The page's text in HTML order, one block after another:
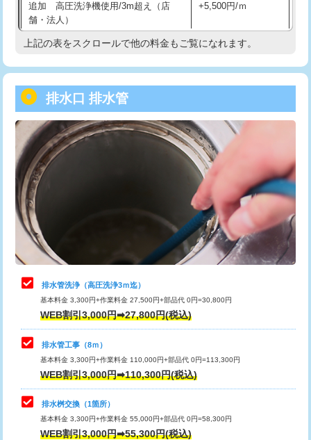
業)
給水管工事※（塩ビ管（VP・HI）使
用/3ｍまで)
用（追加）/3ｍ超え)
給水管工事※（ライニング鋼管・銅
管・ポリ管・HT管使用/3ｍまで)
44,000円
給水管工事※（ライニング鋼管・銅
管・ポリ管・HT管使用/3ｍ超え)
+8,800円
排水管工事（土の掘削・埋め戻し作
業）
11,000円~
排水管工事（排水管工事/3ｍまで） 55,000円
排水管工事（追加 排水管工事/3ｍ超
え）
マス交換（土の掘削・埋め戻し作業）
マス交換（深さ50㎝未満）
マス交換（深さ50㎝以上）
コンクリート斫り（厚さ10㎝まで）
コンクリート斫り（厚さ10㎝超え）
追加 高圧洗浄機使用/3m超え（店
舗・法人）
+5,500円/ｍ
高度高圧洗浄換 現地調査
トーラー機使用/3mまで
追加トーラー機使用/3m超え +3,300円
カメラ調査 33,000円
桝清掃 8,800円
止水・漏水調査・防水処理・清掃・修
理・調整・分解・加工など（軽作業）
11,000円
止水・漏水調査・防水処理・清掃・修
理・調整・分解・加工など（中作業）
22,000円
止水・漏水調査・防水処理・清掃・修
理・調整・分解・加工など（重作業）
33,000円
その他部品の脱着
交換・取付（タンク）
交換・取付(単水栓（壁付・デッキ
式）)
上記の表をスクロールで他の料金もご覧になれます。
排水口 排水管
排水管洗浄（高圧洗浄3ｍ迄）
基本料金 3,300円+作業料金 27,500円+部品代 0円=30,800円
WEB割引3,000円➡27,800円(税込)
排水管工事（8ｍ）
基本料金 3,300円+作業料金 110,000円+部品代 0円=113,300円
WEB割引3,000円➡110,300円(税込)
排水桝交換（1箇所）
基本料金 3,300円+作業料金 55,000円+部品代 0円=58,300円
WEB割引3,000円➡55,300円(税込)